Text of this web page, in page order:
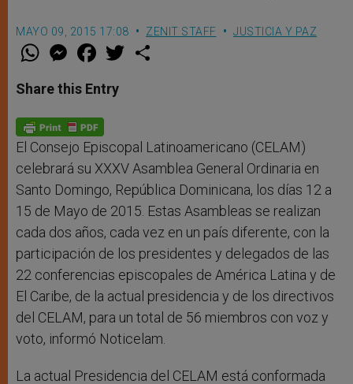
MAYO 09, 2015 17:08 ZENIT STAFF JUSTICIA Y PAZ
W
t
s
p
p
M
e
s
e
g
e
r
F
a
e
b
o
k
w
Share this Entry
El Consejo Episcopal Latinoamericano (CELAM)
celebrará su XXXV Asamblea General Ordinaria en
Santo Domingo, República Dominicana, los días 12 a
15 de Mayo de 2015. Estas Asambleas se realizan
cada dos años, cada vez en un país diferente, con la
participación de los presidentes y delegados de las
22 conferencias episcopales de América Latina y de
El Caribe, de la actual presidencia y de los directivos
del CELAM, para un total de 56 miembros con voz y
voto, informó Noticelam.
La actual Presidencia del CELAM está conformada